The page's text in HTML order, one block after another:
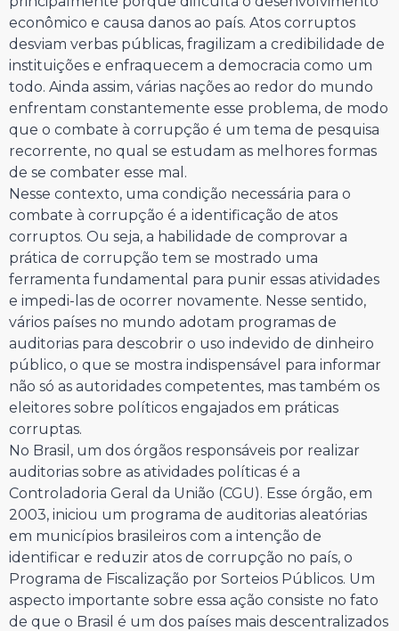
econômico e causa danos ao país. Atos corruptos
desviam verbas públicas, fragilizam a credibilidade de
instituições e enfraquecem a democracia como um
todo. Ainda assim, várias nações ao redor do mundo
enfrentam constantemente esse problema, de modo
que o combate à corrupção é um tema de pesquisa
recorrente, no qual se estudam as melhores formas
de se combater esse mal.
Nesse contexto, uma condição necessária para o
combate à corrupção é a identificação de atos
corruptos. Ou seja, a habilidade de comprovar a
prática de corrupção tem se mostrado uma
ferramenta fundamental para punir essas atividades
e impedi-las de ocorrer novamente. Nesse sentido,
vários países no mundo adotam programas de
auditorias para descobrir o uso indevido de dinheiro
público, o que se mostra indispensável para informar
não só as autoridades competentes, mas também os
eleitores sobre políticos engajados em práticas
corruptas.
No Brasil, um dos órgãos responsáveis por realizar
auditorias sobre as atividades políticas é a
Controladoria Geral da União (CGU). Esse órgão, em
2003, iniciou um programa de auditorias aleatórias
em municípios brasileiros com a intenção de
identificar e reduzir atos de corrupção no país, o
Programa de Fiscalização por Sorteios Públicos. Um
aspecto importante sobre essa ação consiste no fato
de que o Brasil é um dos países mais descentralizados